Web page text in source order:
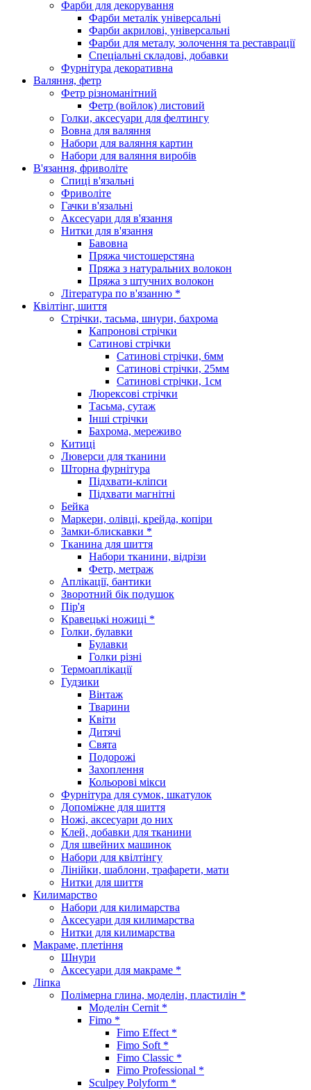
Фарби для декорування
Фарби металік універсальні
Фарби акрилові, універсальні
Фарби для металу, золочення та реставрації
Спеціальні складові, добавки
Фурнітура декоративна
Валяння, фетр
Фетр різноманітний
Фетр (войлок) листовий
Голки, аксесуари для фелтингу
Вовна для валяння
Набори для валяння картин
Набори для валяння виробів
В'язання, фриволіте
Спиці в'язальні
Фриволіте
Гачки в'язальні
Аксесуари для в'язання
Нитки для в'язання
Бавовна
Пряжа чистошерстяна
Пряжа з натуральних волокон
Пряжа з штучних волокон
Література по в'язанню *
Квілтінг, шиття
Стрічки, тасьма, шнури, бахрома
Капронові стрічки
Сатинові стрічки
Сатинові стрічки, 6мм
Сатинові стрічки, 25мм
Сатинові стрічки, 1см
Люрексові стрічки
Тасьма, сутаж
Інші стрічки
Бахрома, мереживо
Китиці
Люверси для тканини
Шторна фурнітура
Підхвати-кліпси
Підхвати магнітні
Бейка
Маркери, олівці, крейда, копіри
Замки-блискавки *
Тканина для шиття
Набори тканини, відрізи
Фетр, метраж
Аплікації, бантики
Зворотний бік подушок
Пір'я
Кравецькі ножиці *
Голки, булавки
Булавки
Голки різні
Термоаплікації
Гудзики
Вінтаж
Тварини
Квіти
Дитячі
Свята
Подорожі
Захоплення
Кольорові мікси
Фурнітура для сумок, шкатулок
Допоміжне для шиття
Ножі, аксесуари до них
Клей, добавки для тканини
Для швейних машинок
Набори для квілтінгу
Лінійки, шаблони, трафарети, мати
Нитки для шиття
Килимарство
Набори для килимарства
Аксесуари для килимарства
Нитки для килимарства
Макраме, плетіння
Шнури
Аксесуари для макраме *
Ліпка
Полімерна глина, моделін, пластилін *
Моделін Cernit *
Fimo *
Fimo Effect *
Fimo Soft *
Fimo Classic *
Fimo Professional *
Sculpey Polyform *